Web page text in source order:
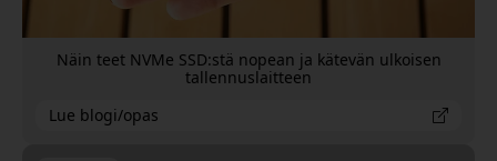
Näin teet NVMe SSD:stä nopean ja kätevän ulkoisen
tallennuslaitteen
Lue blogi/opas